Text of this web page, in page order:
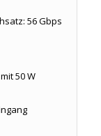
56 Gbps
50 W